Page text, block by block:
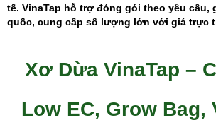
tế. VinaTap hỗ trợ đóng gói theo yêu cầu,
quốc, cung cấp số lượng lớn với giá trực
Xơ Dừa VinaTap –
Low EC, Grow Bag,